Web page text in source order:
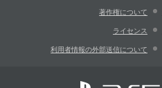
著作権について
ライセンス
利用者情報の外部送信について